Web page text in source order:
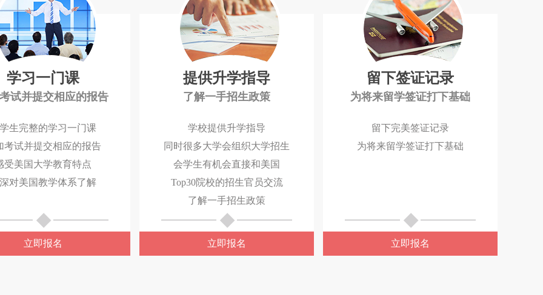
学习一门课
试并提交相应的报告
生完整的学习一门课
考试并提交相应的报告
受美国大学教育特点
对美国教学体系了解
◆
立即报名
提供升学指导
了解一手招生政策
学校提供升学指导
同时很多大学会组织大学招生
会学生有机会直接和美国
Top30院校的招生官员交流
了解一手招生政策
◆
立即报名
留下签证记录
为将来留学签证打下基础
留下完美签证记录
为将来留学签证打下基础
◆
立即报名